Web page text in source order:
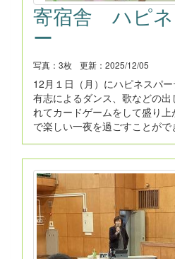
寄宿舎 ハピネ
ー
写真：3枚 更新：2025/12/05
12月１日（月）にハピネスパー
有志によるダンス、歌などの
れてカードゲームをして盛り
で楽しい一夜を過ごすことが